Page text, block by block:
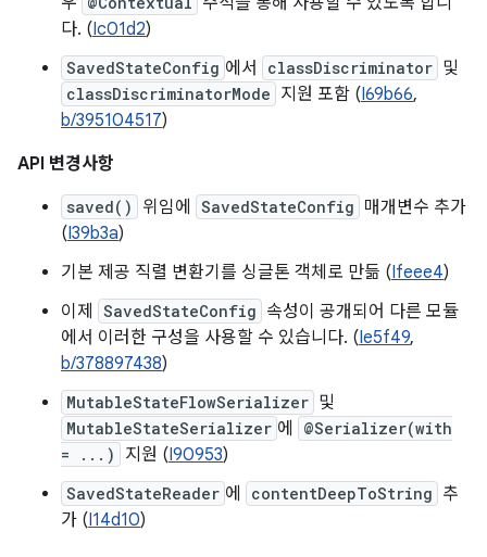
다. (Ic01d2)
SavedStateConfig 에서 classDiscriminator 및
classDiscriminatorMode 지원 포함 (I69b66,
b/395104517)
API 변경사항
saved() 위임에 SavedStateConfig 매개변수 추가
(I39b3a)
기본 제공 직렬 변환기를 싱글톤 객체로 만듦 (Ifeee4)
이제
SavedStateConfig 속성이 공개되어 다른 모듈
에서 이러한 구성을 사용할 수 있습니다. (Ie5f49,
b/378897438)
MutableStateFlowSerializer 및
MutableStateSerializer 에
@Serializer(with
= ...)
지원 (I90953)
SavedStateReader 에 contentDeepToString 추
가 (I14d10)